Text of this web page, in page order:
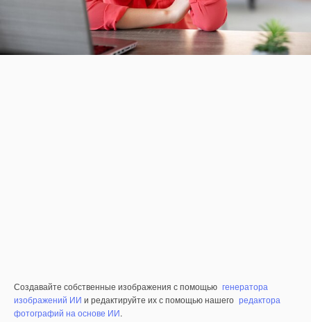
Создавайте собственные изображения с помощью генератора
изображений ИИ и редактируйте их с помощью нашего редактора
фотографий на основе ИИ.